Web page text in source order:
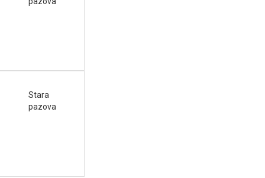
Stara
pazova